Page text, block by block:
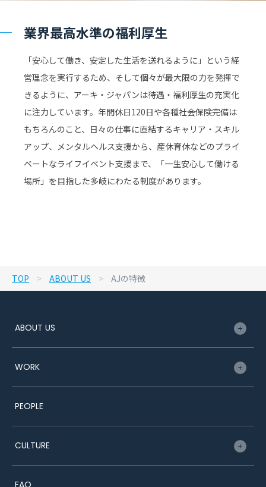
業界最高水準の福利厚生
「安心して働き、安定した生活を送れるように」という経
営理念を実行するため、そして個々が最大限の力を発揮で
きるように、アーキ・ジャパンは待遇・福利厚生の充実化
に注力しています。年間休日120日や各種社会保険完備は
もちろんのこと、日々の仕事に直結するキャリア・スキル
アップ、メンタルヘルス支援から、産休育休などのプライ
ベートなライフイベント支援まで、「一生安心して働ける
場所」を目指した多岐にわたる制度があります。
TOP > ABOUT US > AJの特徴
ABOUT US
WORK
PEOPLE
CULTURE